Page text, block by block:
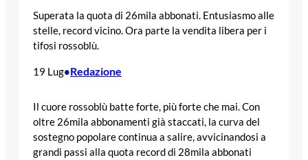
Superata la quota di 26mila abbonati. Entusiasmo alle
stelle, record vicino. Ora parte la vendita libera per i
tifosi rossoblù.
19 Lug•Redazione
Il cuore rossoblù batte forte, più forte che mai. Con
oltre 26mila abbonamenti già staccati, la curva del
sostegno popolare continua a salire, avvicinandosi a
grandi passi alla quota record di 28mila abbonati